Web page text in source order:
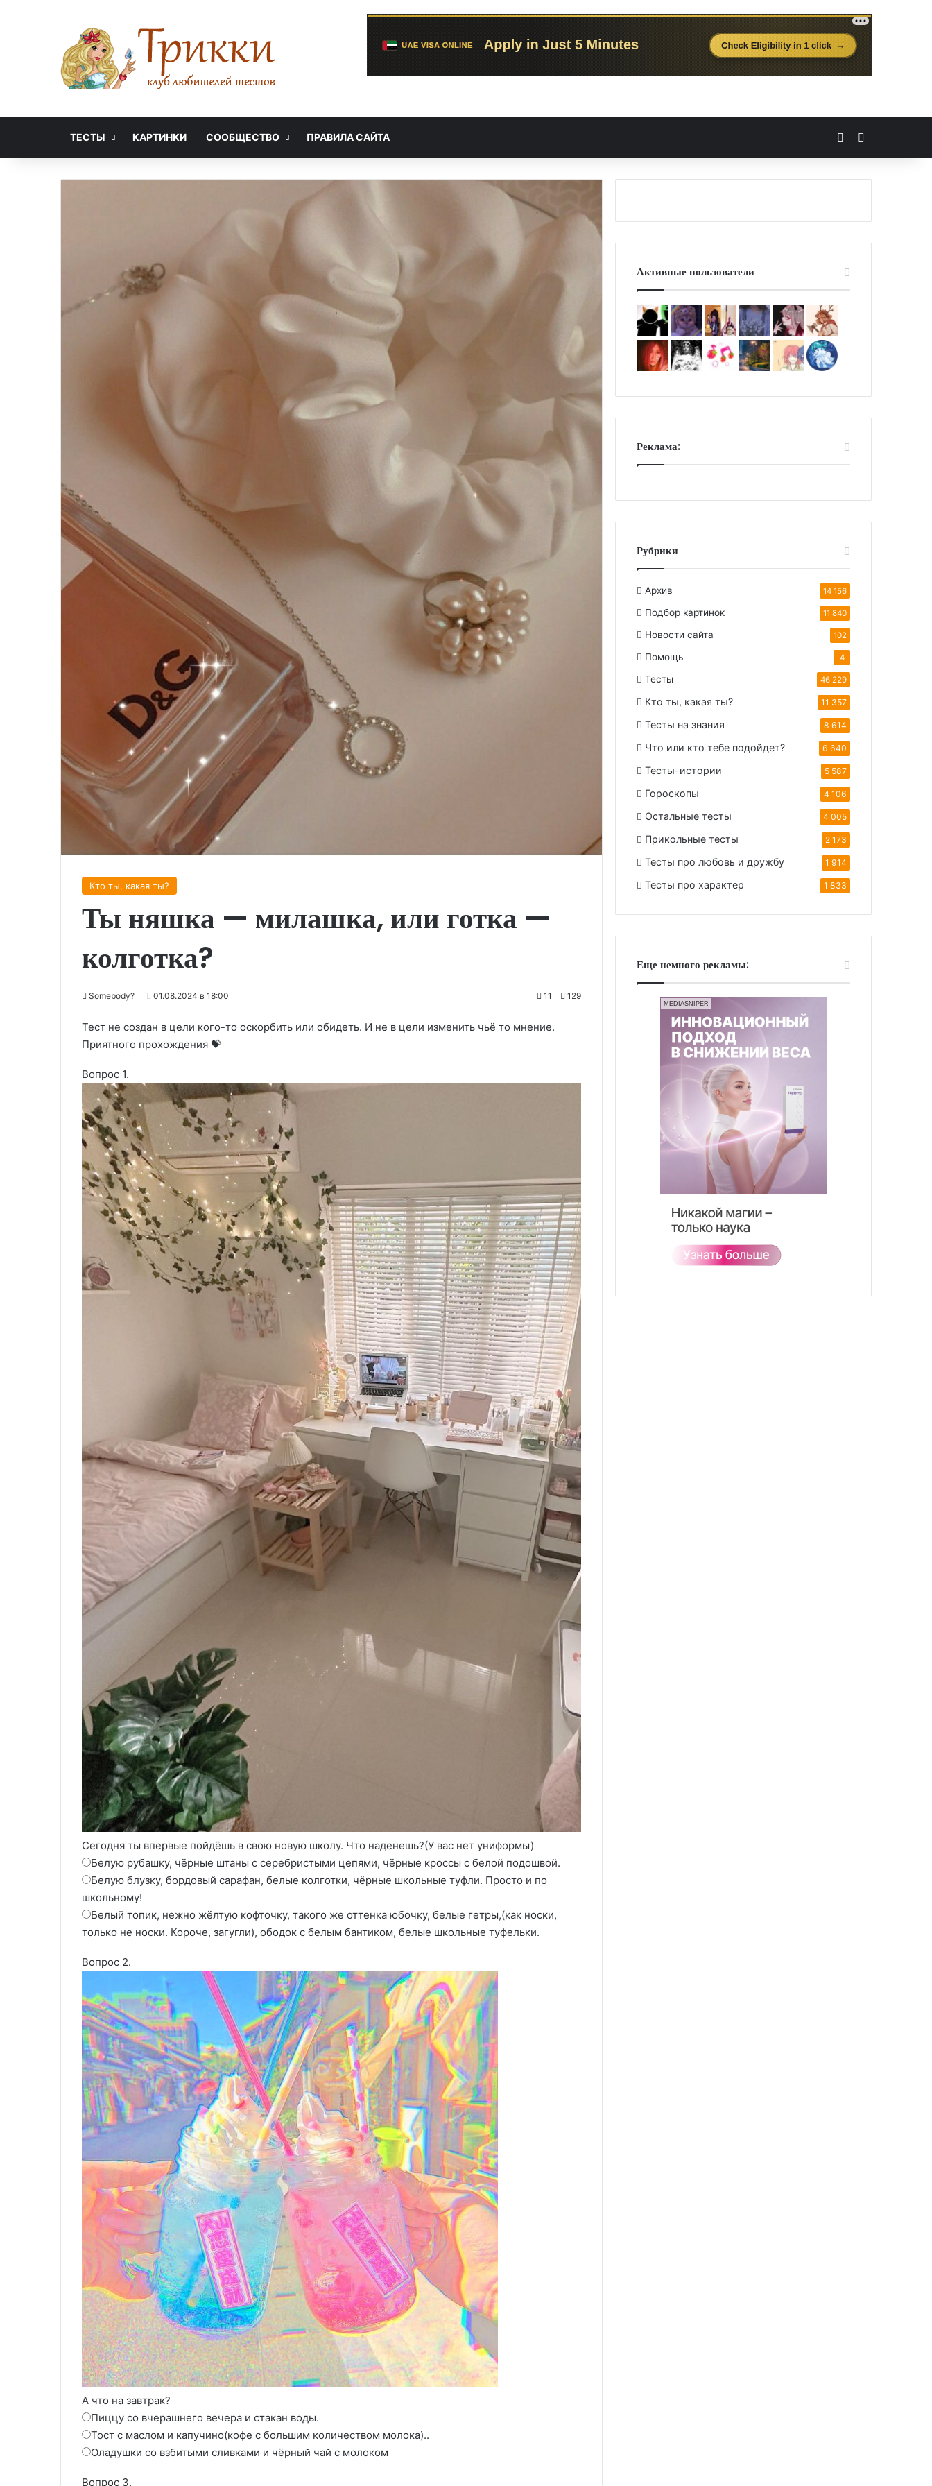
ТЕСТЫ КАРТИНКИ СООБЩЕСТВО ПРАВИЛА САЙТА Вход
Кто ты, какая ты?
Ты няшка — милашка, или готка —
колготка?
Somebody? 01.08.2024 в 18:00 11 129
Тест не создан в цели кого-то оскорбить или обидеть. И не в цели изменить чьё то мнение.
Приятного прохождения 💝
Вопрос 1.
Сегодня ты впервые пойдёшь в свою новую школу. Что наденешь?(У вас нет униформы)
Белую рубашку, чёрные штаны с серебристыми цепями, чёрные кроссы с белой подошвой.
Белую блузку, бордовый сарафан, белые колготки, чёрные школьные туфли. Просто и по
школьному!
Белый топик, нежно жёлтую кофточку, такого же оттенка юбочку, белые гетры,(как носки,
только не носки. Короче, загугли), ободок с белым бантиком, белые школьные туфельки.
Вопрос 2.
А что на завтрак?
Пиццу со вчерашнего вечера и стакан воды.
Тост с маслом и капучино(кофе с большим количеством молока)..
Оладушки со взбитыми сливками и чёрный чай с молоком
Вопрос 3.
Активные пользователи
Реклама:
Рубрики
Архив 14 156
Подбор картинок 11 840
Новости сайта 102
Помощь 4
Тесты 46 229
Кто ты, какая ты? 11 357
Тесты на знания 8 614
Что или кто тебе подойдет? 6 640
Тесты-истории 5 587
Гороскопы 4 106
Остальные тесты 4 005
Прикольные тесты 2 173
Тесты про любовь и дружбу 1 914
Тесты про характер 1 833
Еще немного рекламы:
MEDIASNIPER